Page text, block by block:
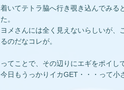
着いてテトラ脇へ行き覗き込んでみる
た。
ヨメさんには全く見えないらしいが、
るのだなコレが。
ってことで、その辺りにエギをポイし
今日もうっかりイカGET・・・って小